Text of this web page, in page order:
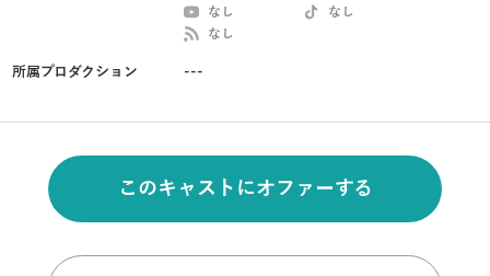
なし
なし
なし
所属プロダクション ---
このキャストにオファーする